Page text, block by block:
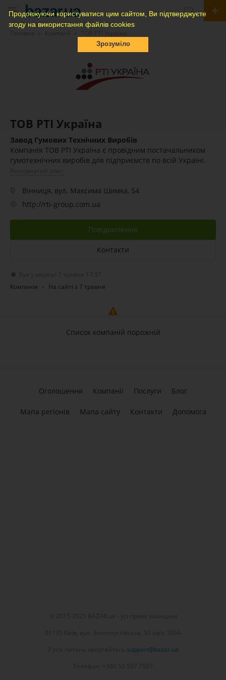
Продовжуючи користуватися цим сайтом, Ви підтверджуєте
згоду на використання файлів cookies
Зрозуміло
ТОВ РТІ Україна
Завод Гумових Технічних Виробів
Компанія ТОВ РТІ Україна є провідним постачальником
гумотехнічних виробів для підприємств по всій Україні.
Вінниця, вул. Максима Шимка, 54
http://rti-group.com.ua
Повідомлення
Контакти
Компанія
На сайті з 7 травня
Список компаній порожній
support@bazar.ua
Оголошення Компанії Послуги Блог
Мапа регіонів Мапа сайту Контакти Допомога